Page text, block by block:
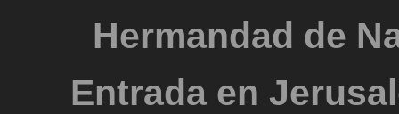
Hermandad de
Entrada en